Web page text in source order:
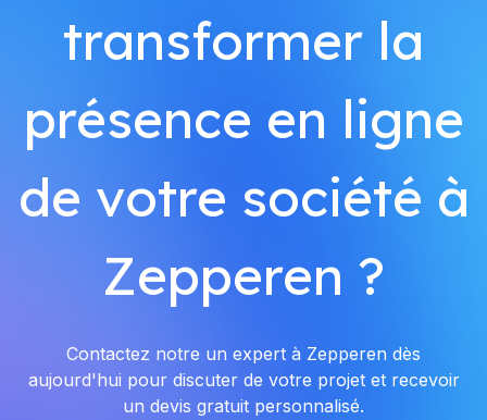
transformer la
présence en ligne
de votre société à
Zepperen ?
Contactez notre un expert à Zepperen dès
aujourd'hui pour discuter de votre projet et recevoir
un devis gratuit personnalisé.